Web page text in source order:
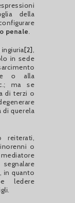
della
penale.
[2],
in sede
o alla
ma se
di terzi o
querela
reiterati,
o
in quanto
ledere